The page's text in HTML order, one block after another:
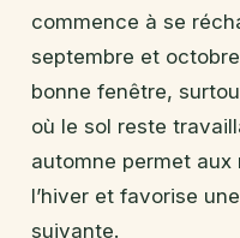
commence à se
septembre et
bonne fenêtre,
où le sol reste
automne permet aux
l’hiver et favorise
suivante.